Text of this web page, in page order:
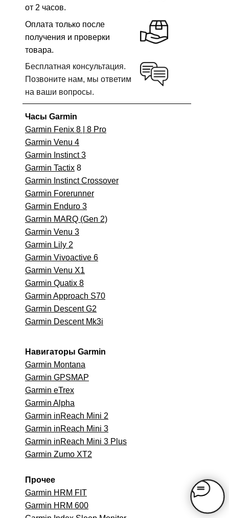
Оплата только после
получения и проверки
товара.
от 2 часов.
Бесплатная консультация.
Позвоните нам, мы ответим
на ваши вопросы.
Часы Garmin
Garmin Fenix 8 | 8 Pro
Garmin Venu 4
Garmin Instinct 3
Garmin Tactix 8
Garmin Instinct Crossover
Garmin Forerunner
Garmin Enduro 3
Garmin MARQ (Gen 2)
Garmin Venu 3
Garmin Lily 2
Garmin Vivoactive 6
Garmin Venu X1
Garmin Quatix 8
Garmin Approach S70
Garmin Descent G2
Garmin Descent Mk3i
Навигаторы Garmin
Garmin Montana
Garmin GPSMAP
Garmin eTrex
Garmin Alpha
Garmin inReach Mini 2
Garmin inReach Mini 3
Garmin inReach Mini 3 Plus
Garmin Zumo XT2
Прочее
Garmin HRM FIT
Garmin HRM 600